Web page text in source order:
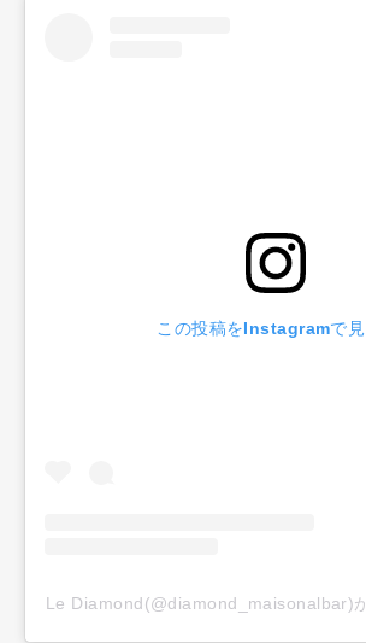
Pen Membership
Official Columnist
この投稿をInstagramで見
Le Diamond(@diamond_maisonalbar)